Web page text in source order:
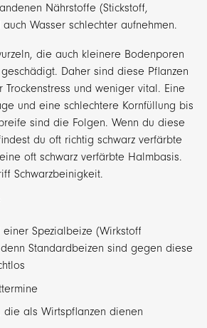
Nährstoffe (Stickstoff,
Wasser schlechter aufnehmen.
die auch kleinere Bodenporen
Daher sind diese Pflanzen
und weniger vital. Eine
und eine schlechtere Kornfüllung bis
sind die Folgen. Wenn du diese
du oft richtig schwarz verfärbte
oft schwarz verfärbte Halmbasis.
Schwarzbeinigkeit.
einer Spezialbeize (Wirkstoff
Standardbeizen sind gegen diese
die als Wirtspflanzen dienen